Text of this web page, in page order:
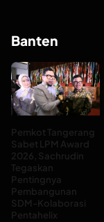
Banten
Pemkot Tangerang
Sabet LPM Award
2026, Sachrudin
Tegaskan
Pentingnya
Pembangunan
SDM-Kolaborasi
Pentahelix